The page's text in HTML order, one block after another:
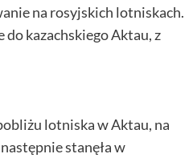
na rosyjskich lotniskach.
do kazachskiego Aktau, z
lotniska w Aktau, na
stanęła w